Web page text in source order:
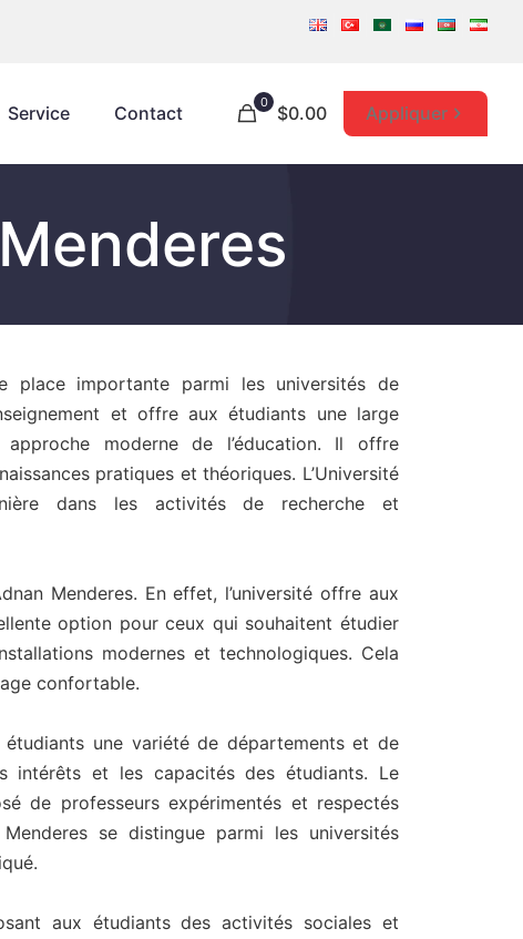
Service Contact 0 $0.00 Appliquer
place importante parmi les universités de
et offre aux étudiants une large
moderne de l’éducation. Il offre
pratiques et théoriques. L’Université
dans les activités de recherche et
Menderes. En effet, l’université offre aux
option pour ceux qui souhaitent étudier
modernes et technologiques. Cela
confortable.
étudiants une variété de départements et de
intérêts et les capacités des étudiants. Le
de professeurs expérimentés et respectés
Menderes se distingue parmi les universités
aux étudiants des activités sociales et